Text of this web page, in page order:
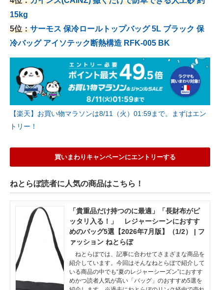
15kg
5位：サーモス 保冷ロールトップバッグ 5L ブラック 保
冷バッグ アイソテック断熱構造 RFK-005 BK
【楽天】お買い物マラソンは8/11（火）01:59まで。まずはエン
トリー！
買いまわりキャンペーンにエントリーする
ねとらぼ読者に人気の商品はこちら！
「貴重品だけ持つのに最適」「長財布がピ
ッタリ入る！」 レジャーシーンにおすす
めのバッグ5選【2026年7月版】（1/2） | フ
ァッション ねとらぼ
ねとらぼでは、記事に合わせてさまざまな商品を
紹介しています。今回はそんなねとらぼで紹介して
いる商品の中でも“夏のレジャーシーズン”におすす
めかつ読者人気が高い「バッグ」のおすすめ5選を